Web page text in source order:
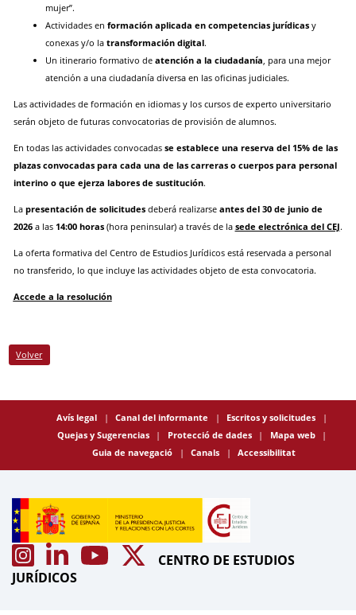
mujer”.
Actividades en formación aplicada en competencias jurídicasy
conexas y/o la transformación digital.
Un itinerario formativo de atención a la ciudadanía , para una mejor
atención a una ciudadanía diversa en las oficinas judiciales.
Las actividades de formación en idiomas y los cursos de experto universitario
serán objeto de futuras convocatorias de provisión de alumnos.
En todas las actividades convocadas se establece una reserva del 15% de las
plazas convocadas para cada una de las carreras o cuerpos para personal
interino o que ejerza labores de sustitución.
La presentación de solicitudesdeberá realizarse antes del 30 de junio de
2026a las 14:00 horas(hora peninsular) a través de la sede electrónica del CEJ.
La oferta formativa del Centro de Estudios Jurídicos está reservada a personal
no transferido, lo que incluye las actividades objeto de esta convocatoria.
Accede a la resolución
Volver
Avís legal Canal del informante
Escritos y solicitudes
Quejas y Sugerencias
Protecció de dades
Mapa web
Guia de navegació
Canals Accessibilitat
CENTRO DE ESTUDIOS
JURÍDICOS